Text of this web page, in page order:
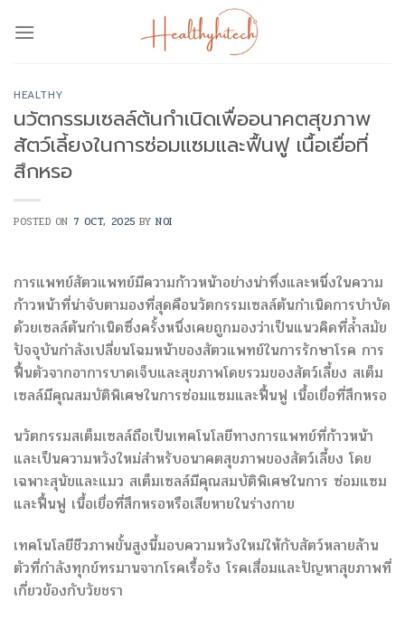
HEALTHY
นวัตกรรมเซลล์ต้นกำเนิดเพื่ออนาคตสุขภาพ
สัตว์เลี้ยงในการซ่อมแซมและฟื้นฟู เนื้อเยื่อที่
สึกหรอ
POSTED ON 7 OCT, 2025 BYNOI
การแพทย์สัตวแพทย์มีความก้าวหน้าอย่างน่าทึ่งและหนึ่งในความ
ก้าวหน้าที่น่าจับตามองที่สุดคือนวัตกรรมเซลล์ต้นกำเนิดการบำบัด
ด้วยเซลล์ต้นกำเนิดซึ่งครั้งหนึ่งเคยถูกมองว่าเป็นแนวคิดที่ล้ำสมัย
ปัจจุบันกำลังเปลี่ยนโฉมหน้าของสัตวแพทย์ในการรักษาโรค การ
ฟื้นตัวจากอาการบาดเจ็บและสุขภาพโดยรวมของสัตว์เลี้ยง สเต็ม
เซลล์มีคุณสมบัติพิเศษในการซ่อมแซมและฟื้นฟู เนื้อเยื่อที่สึกหรอ
นวัตกรรมสเต็มเซลล์ถือเป็นเทคโนโลยีทางการแพทย์ที่ก้าวหน้า
และเป็นความหวังใหม่สำหรับอนาคตสุขภาพของสัตว์เลี้ยง โดย
เฉพาะสุนัขและแมว สเต็มเซลล์มีคุณสมบัติพิเศษในการ ซ่อมแซม
และฟื้นฟู เนื้อเยื่อที่สึกหรอหรือเสียหายในร่างกาย
เทคโนโลยีชีวภาพขั้นสูงนี้มอบความหวังใหม่ให้กับสัตว์หลายล้าน
ตัวที่กำลังทุกข์ทรมานจากโรคเรื้อรัง โรคเสื่อมและปัญหาสุขภาพที่
เกี่ยวข้องกับวัยชรา